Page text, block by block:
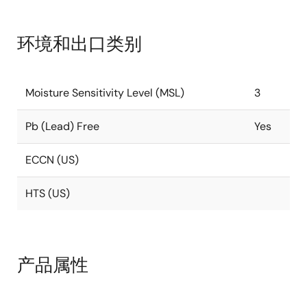
环境和出口类别
Moisture Sensitivity Level (MSL) 3
Pb (Lead) Free Yes
ECCN (US)
HTS (US)
产品属性